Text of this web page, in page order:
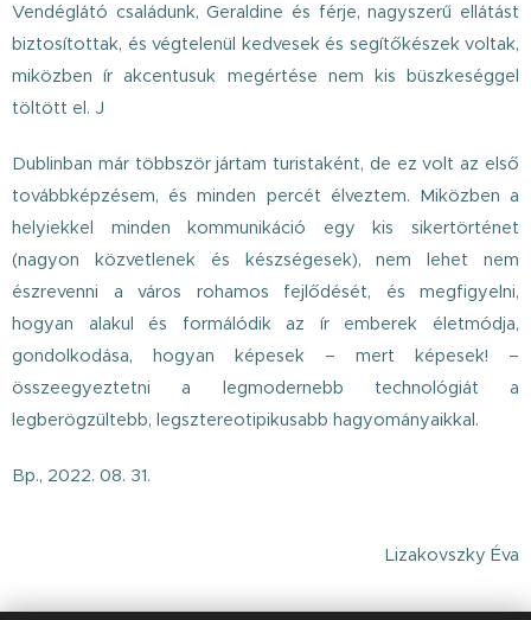
Vendéglátó családunk, Geraldine és férje, nagyszerű ellátást
biztosítottak, és végtelenül kedvesek és segítőkészek voltak,
miközben ír akcentusuk megértése nem kis büszkeséggel
töltött el. J
Dublinban már többször jártam turistaként, de ez volt az első
továbbképzésem, és minden percét élveztem. Miközben a
helyiekkel minden kommunikáció egy kis sikertörténet
(nagyon közvetlenek és készségesek), nem lehet nem
észrevenni a város rohamos fejlődését, és megfigyelni,
hogyan alakul és formálódik az ír emberek életmódja,
gondolkodása, hogyan képesek – mert képesek! –
összeegyeztetni a legmodernebb technológiát a
legberögzültebb, legsztereotipikusabb hagyományaikkal.
Bp., 2022. 08. 31.
Lizakovszky Éva